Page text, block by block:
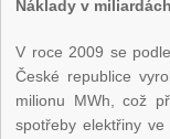
Náklady v
V roce 2009 se
České republice
milionu MWh, což
spotřeby elektřiny